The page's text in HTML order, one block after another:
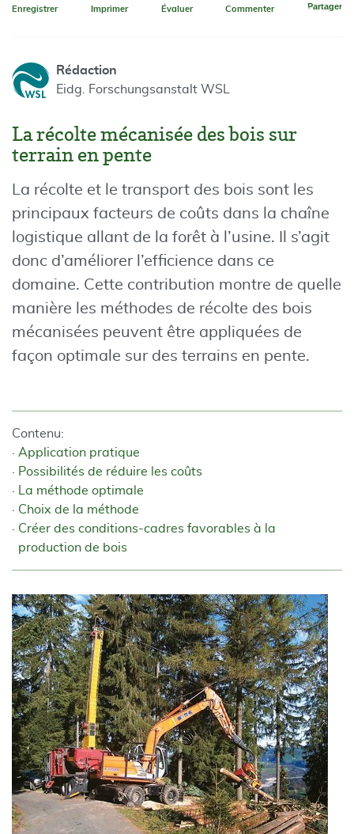
Enregistrer Imprimer Évaluer Commenter Partager
Rédaction
Eidg. Forschungsanstalt WSL
La récolte mécanisée des bois sur
terrain en pente
La récolte et le transport des bois sont les
principaux facteurs de coûts dans la chaîne
logistique allant de la forêt à l’usine. Il s’agit
donc d’améliorer l’efficience dans ce
domaine. Cette contribution montre de quelle
manière les méthodes de récolte des bois
mécanisées peuvent être appliquées de
façon optimale sur des terrains en pente.
Contenu:
Application pratique
Possibilités de réduire les coûts
La méthode optimale
Choix de la méthode
Créer des conditions-cadres favorables à la
production de bois